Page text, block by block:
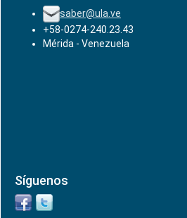
saber@ula.ve
+58-0274-240.23.43
Mérida - Venezuela
Síguenos